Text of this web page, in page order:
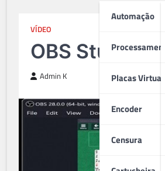
Automação
Processamento
Placas Virtuais
Encoder
Censura
VÍDEO
OBS Studio
Admin K